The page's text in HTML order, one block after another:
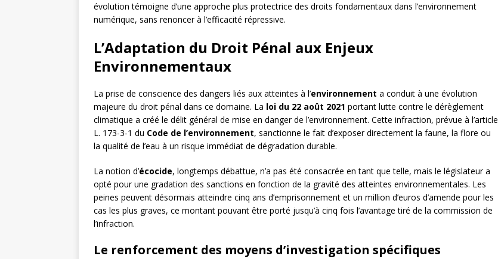
évolution témoigne d’une approche plus protectrice des droits fondamentaux dans l’environnement
numérique, sans renoncer à l’efficacité répressive.
L’Adaptation du Droit Pénal aux Enjeux
Environnementaux
La prise de conscience des dangers liés aux atteintes à l’environnement a conduit à une évolution
majeure du droit pénal dans ce domaine. La loi du 22 août 2021 portant lutte contre le dérèglement
climatique a créé le délit général de mise en danger de l’environnement. Cette infraction, prévue à l’article
L. 173-3-1 du Code de l’environnement, sanctionne le fait d’exposer directement la faune, la flore ou
la qualité de l’eau à un risque immédiat de dégradation durable.
La notion d’écocide, longtemps débattue, n’a pas été consacrée en tant que telle, mais le législateur a
opté pour une gradation des sanctions en fonction de la gravité des atteintes environnementales. Les
peines peuvent désormais atteindre cinq ans d’emprisonnement et un million d’euros d’amende pour les
cas les plus graves, ce montant pouvant être porté jusqu’à cinq fois l’avantage tiré de la commission de
l’infraction.
Le renforcement des moyens d’investigation spécifiques